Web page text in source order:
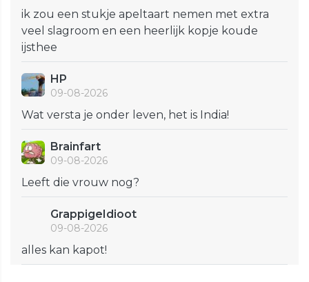
ik zou een stukje apeltaart nemen met extra
veel slagroom en een heerlijk kopje koude
ijsthee
HP
09-08-2026
Wat versta je onder leven, het is India!
Brainfart
09-08-2026
Leeft die vrouw nog?
GrappigeIdioot
09-08-2026
alles kan kapot!